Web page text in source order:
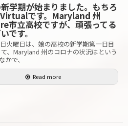
学期が始まりました。もちろ
Virtualです。Maryland 州
市立高校ですが、頑張ってる
です。
火曜日は、娘の高校の新学期第一日目
、Maryland 州のコロナの状況はという
かで、
Read more